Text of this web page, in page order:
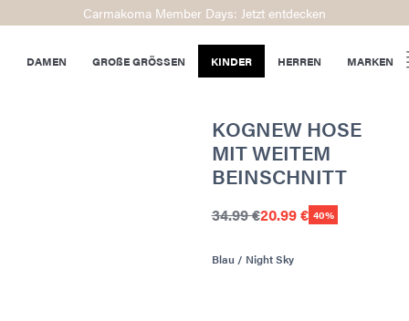
Carmakoma Member Days: Jetzt entdecken
DAMEN GROßE GRÖSSEN KINDER HERREN MARKEN
KOGNEW HOSE
MIT WEITEM
BEINSCHNITT
34.99 €20.99 € 40%
Blau / Night Sky